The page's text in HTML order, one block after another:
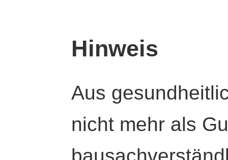
Hinweis
Aus
nicht mehr als